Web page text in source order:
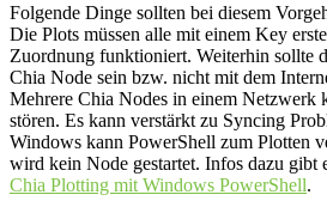
Folgende Dinge sollten bei diesem
Die Plots müssen alle mit einem Key
Zuordnung funktioniert. Weiterhin sollte
Chia Node sein bzw. nicht mit dem
Mehrere Chia Nodes in einem Netzwerk
stören. Es kann verstärkt zu Syncing
Windows kann PowerShell zum Plotten
wird kein Node gestartet. Infos dazu gibt
Chia Plotting mit Windows PowerShell.